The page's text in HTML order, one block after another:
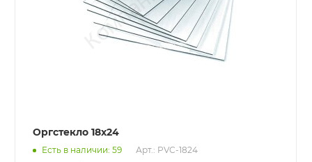
Оргстекло 18х24
Есть в наличии: 59 Арт.: PVC-1824